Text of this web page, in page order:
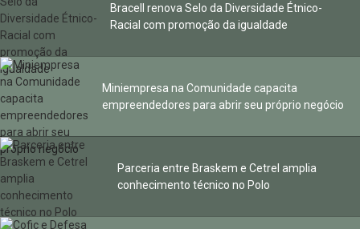
Bracell renova Selo da Diversidade Étnico-
Racial com promoção da igualdade
Miniempresa na Comunidade capacita
empreendedores para abrir seu próprio negócio
Parceria entre Braskem e Cetrel amplia
conhecimento técnico no Polo